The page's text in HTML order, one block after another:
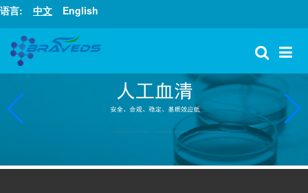
语言: 中文 English